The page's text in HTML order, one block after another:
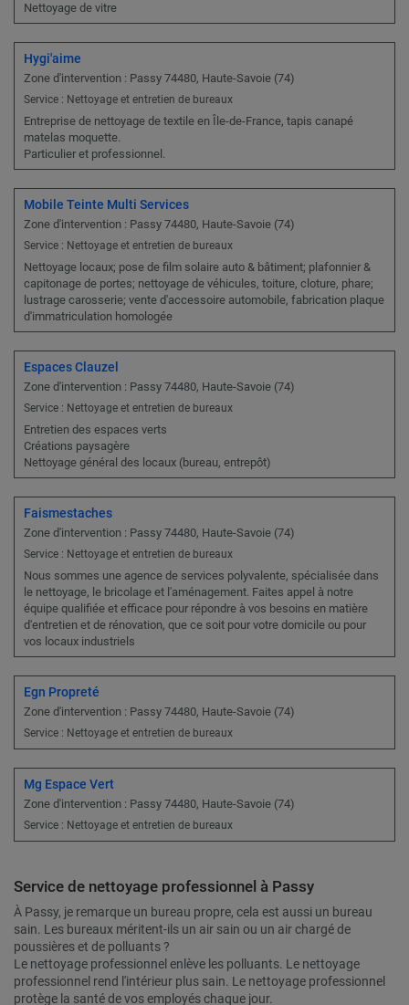
Nettoyage de vitre
Hygi'aime
Zone d'intervention : Passy 74480, Haute-Savoie (74)
Service : Nettoyage et entretien de bureaux
Entreprise de nettoyage de textile en Île-de-France, tapis canapé
matelas moquette.
Particulier et professionnel.
Mobile Teinte Multi Services
Zone d'intervention : Passy 74480, Haute-Savoie (74)
Service : Nettoyage et entretien de bureaux
Nettoyage locaux; pose de film solaire auto & bâtiment; plafonnier &
capitonage de portes; nettoyage de véhicules, toiture, cloture, phare;
lustrage carosserie; vente d'accessoire automobile, fabrication plaque
d'immatriculation homologée
Espaces Clauzel
Zone d'intervention : Passy 74480, Haute-Savoie (74)
Service : Nettoyage et entretien de bureaux
Entretien des espaces verts
Créations paysagère
Nettoyage général des locaux (bureau, entrepôt)
Faismestaches
Zone d'intervention : Passy 74480, Haute-Savoie (74)
Service : Nettoyage et entretien de bureaux
Nous sommes une agence de services polyvalente, spécialisée dans
le nettoyage, le bricolage et l'aménagement. Faites appel à notre
équipe qualifiée et efficace pour répondre à vos besoins en matière
d'entretien et de rénovation, que ce soit pour votre domicile ou pour
vos locaux industriels
Egn Propreté
Zone d'intervention : Passy 74480, Haute-Savoie (74)
Service : Nettoyage et entretien de bureaux
Mg Espace Vert
Zone d'intervention : Passy 74480, Haute-Savoie (74)
Service : Nettoyage et entretien de bureaux
Service de nettoyage professionnel à Passy
À Passy, je remarque un bureau propre, cela est aussi un bureau
sain. Les bureaux méritent-ils un air sain ou un air chargé de
poussières et de polluants ?
Le nettoyage professionnel enlève les polluants. Le nettoyage
professionnel rend l'intérieur plus sain. Le nettoyage professionnel
protège la santé de vos employés chaque jour.